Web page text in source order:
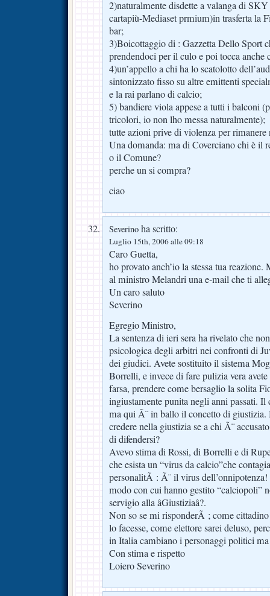
2)naturalmente disdette a valanga di
cartapiù-Mediaset prmium)in trasferta la
bar;
3)Boicottaggio di : Gazzetta Dello Sport
prendendoci per il culo e poi tocca anche
4)un’appello a chi ha lo scatolotto
sintonizzato fisso su altre emittenti
e la rai parlano di calcio;
5) bandiere viola appese a tutti i balconi
tricolori, io non lho messa naturalmente);
tutte azioni prive di violenza per
Una domanda: ma di Coverciano chi è il
o il Comune?
perche un si compra?
ciao
Severino ha scritto:
Luglio 15th, 2006 alle 09:18
Caro Guetta,
ho provato anch’io la stessa tua
al ministro Melandri una e-mail che ti
Un caro saluto
Severino
Egregio Ministro,
La sentenza di ieri sera ha rivelato che
psicologica degli arbitri nei confronti di
dei giudici. Avete sostituito il sistema
Borrelli, e invece di fare pulizia vera
farsa, prendere come bersaglio la solita
ingiustamente punita negli anni passati.
ma qui Ã¨ in ballo il concetto di giustizia.
credere nella giustizia se a chi Ã¨
di difendersi?
Avevo stima di Rossi, di Borrelli e di
che esista un “virus da calcio”che
personalitÃ : Ã¨ il virus
modo con cui hanno gestito “calciopoli”
servigio alla âGiustiziaâ?.
Non so se mi risponderÃ ; come
lo facesse, come elettore sarei deluso,
in Italia cambiano i personaggi politici ma
Con stima e rispetto
Loiero Severino